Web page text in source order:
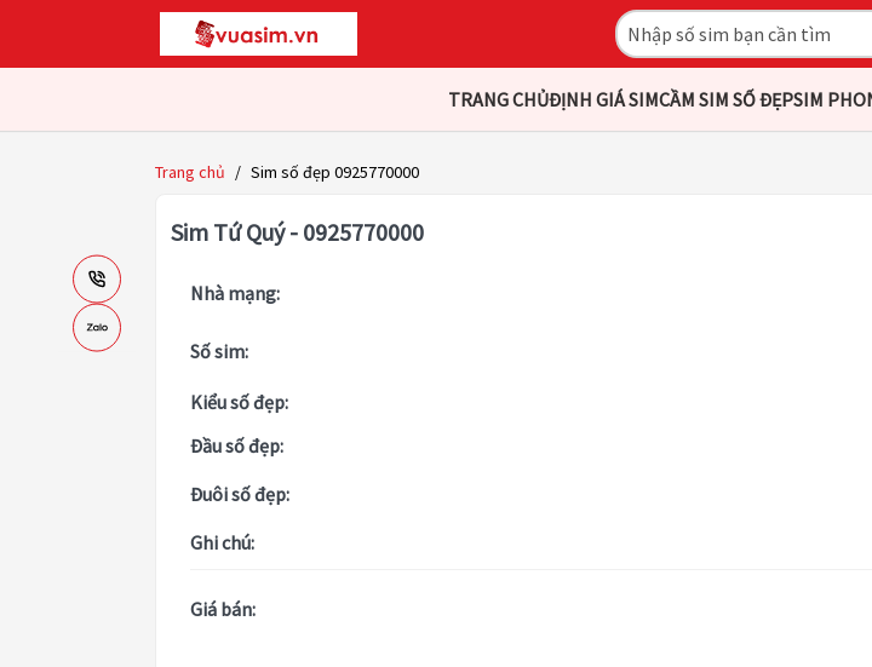
TRANG CHỦĐỊNH GIÁ SIMCẦM SIM SỐ ĐẸPSIM
Trang chủ / Sim số đẹp 0925770000
Sim Tứ Quý - 0925770000
Nhà mạng:
Số sim:
Kiểu số đẹp:
Đầu số đẹp:
Đuôi số đẹp:
Ghi chú:
Giá bán: